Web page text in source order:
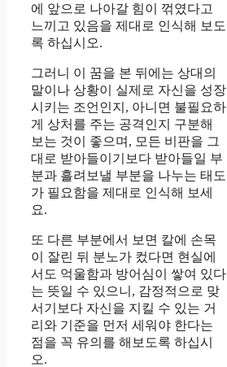
에 앞으로 나아갈 힘이 꺾였다고
느끼고 있음을 제대로 인식해 보도
록 하십시오.
그러니 이 꿈을 본 뒤에는 상대의
말이나 상황이 실제로 자신을 성장
시키는 조언인지, 아니면 불필요하
게 상처를 주는 공격인지 구분해
보는 것이 좋으며, 모든 비판을 그
대로 받아들이기보다 받아들일 부
분과 흘려보낼 부분을 나누는 태도
가 필요함을 제대로 인식해 보세
요.
또 다른 부분에서 보면 칼에 손목
이 잘린 뒤 분노가 컸다면 현실에
서도 억울함과 방어심이 쌓여 있다
는 뜻일 수 있으니, 감정적으로 맞
서기보다 자신을 지킬 수 있는 거
리와 기준을 먼저 세워야 한다는
점을 꼭 유의를 해보도록 하십시
오.